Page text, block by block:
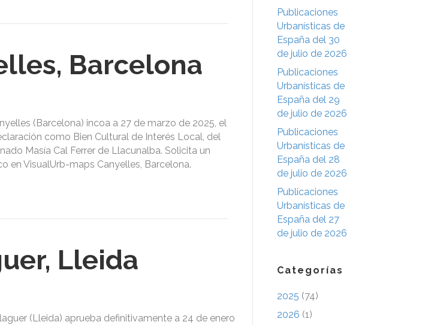
Barcelona
(Barcelona) incoa a 27 de marzo de 2025, el
como Bien Cultural de Interés Local, del
Masía Cal Ferrer de Llacunalba. Solicita un
en VisualUrb-maps Canyelles, Barcelona.
Lleida
(Lleida) aprueba definitivamente a 24 de enero
Publicaciones
Urbanísticas de
España del 30
de julio de 2026
Publicaciones
Urbanísticas de
España del 29
de julio de 2026
Publicaciones
Urbanísticas de
España del 28
de julio de 2026
Publicaciones
Urbanísticas de
España del 27
de julio de 2026
Categorías
2025 (74)
2026 (1)